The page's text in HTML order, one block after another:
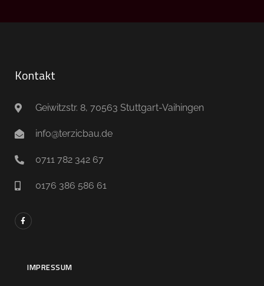
Kontakt
Geiwitzstr. 8, 70563 Stuttgart-Vaihingen
info@terzicbau.de
0711 782 342 67
0176 386 586 61
IMPRESSUM